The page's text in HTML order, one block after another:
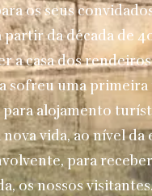
os seus
partir da década de
a casa dos
sofreu uma
alojamento
nova vida, ao nível
para
os nossos